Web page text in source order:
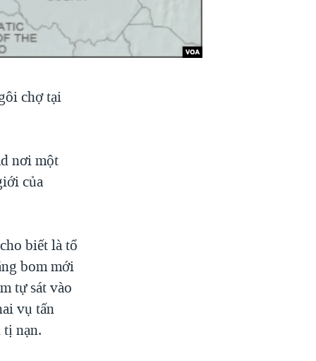
chợ tại
nơi một
của
biết là tổ
bom mới
tự sát vào
vụ tấn
nạn.